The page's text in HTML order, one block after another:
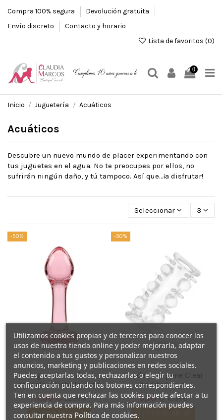
Compra 100% segura
Devolución gratuita
Envío discreto
Contacto y horario
Lista de favoritos (0)
0
Inicio Juguetería Acuáticos
Acuáticos
Descubre un nuevo mundo de placer experimentando con
tus juguetes en el agua. No te preocupes por ellos, no
sufrirán ningún daño, y tú tampoco. Así que...¡a disfrutar!
Seleccionar 3
-50%
Plug anal de cristal
modelo 2 Nebula Ibiza
11,50 €22,99 €
143 d. 13:38:36
-50%
Funda para pene Clear
Addited Toys
5,18 €10,35 €
Utilizamos cookies propias y de terceros para conocer los
usos de nuestra tienda online y poder mejorarla, adaptar
el contenido a tus gustos y personalizar nuestros
anuncios, marketing y publicaciones en redes sociales.
Puedes aceptarlas todas, rechazarlas o elegir tu
configuración pulsando los botones correspondientes.
Ten en cuenta que rechazar las cookies puede afectar a tu
experiencia de compra. Para más información puedes
consultar nuestra Política de cookies.